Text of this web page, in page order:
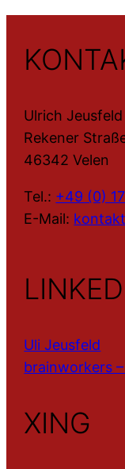
Ulrich Jeusfeld
Rekener
46342 Velen
Tel.: +49 (0)
E-Mail:
Uli Jeusfeld
brainworkers
XING